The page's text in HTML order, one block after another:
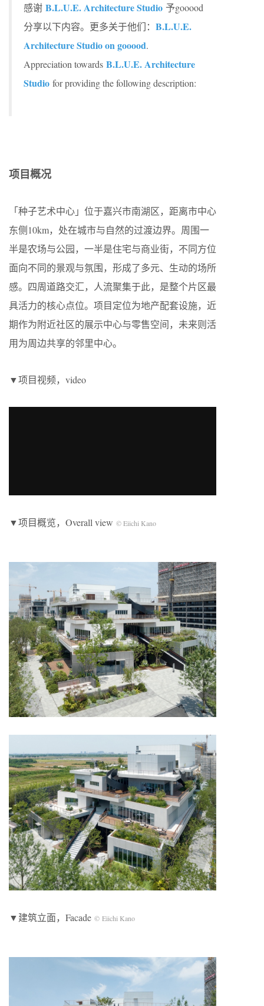
感谢 B.L.U.E. Architecture Studio 予gooood
分享以下内容。更多关于他们： B.L.U.E.
Architecture Studio on gooood.
Appreciation towards B.L.U.E. Architecture
Studio for providing the following description:
项目概况
「种子艺术中心」位于嘉兴市南湖区，距离市中心
东侧10km，处在城市与自然的过渡边界。周围一
半是农场与公园，一半是住宅与商业街，不同方位
面向不同的景观与氛围，形成了多元、生动的场所
感。四周道路交汇，人流聚集于此，是整个片区最
具活力的核心点位。项目定位为地产配套设施，近
期作为附近社区的展示中心与零售空间，未来则活
用为周边共享的邻里中心。
▼项目视频，video
▼项目概览，Overall view © Eiichi Kano
▼建筑立面，Facade © Eiichi Kano